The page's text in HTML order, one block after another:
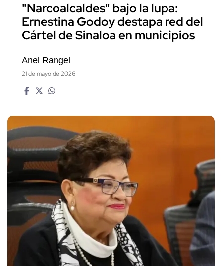
"Narcoalcaldes" bajo la lupa:
Ernestina Godoy destapa red del
Cártel de Sinaloa en municipios
Anel Rangel
21 de mayo de 2026